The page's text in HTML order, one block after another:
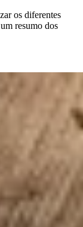
os diferentes
resumo dos